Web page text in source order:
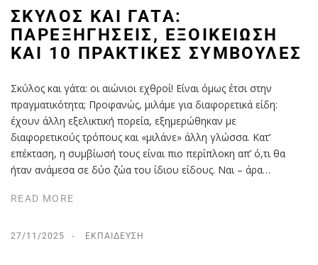
ΣΚΎΛΟΣ ΚΑΙ ΓΆΤΑ:
ΠΑΡΕΞΗΓΉΣΕΙΣ, ΕΞΟΙΚΕΊΩΣΗ
ΚΑΙ 10 ΠΡΑΚΤΙΚΈΣ ΣΥΜΒΟΥΛΈΣ
Σκύλος και γάτα: οι αιώνιοι εχθροί! Είναι όμως έτσι στην
πραγματικότητα; Προφανώς, μιλάμε για διαφορετικά είδη:
έχουν άλλη εξελικτική πορεία, εξημερώθηκαν με
διαφορετικούς τρόπους και «μιλάνε» άλλη γλώσσα. Κατ’
επέκταση, η συμβίωσή τους είναι πιο περίπλοκη απ’ ό,τι θα
ήταν ανάμεσα σε δύο ζώα του ίδιου είδους. Ναι – άρα…
READ MORE
27/11/2025 ΕΚΠΑΊΔΕΥΣΗ